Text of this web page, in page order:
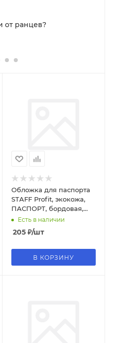
от ранцев?
Обложка для паспорта
STAFF Profit, экокожа,
ПАСПОРТ, бордовая,
237192
Есть в наличии
205 ₽/шт
В КОРЗИНУ